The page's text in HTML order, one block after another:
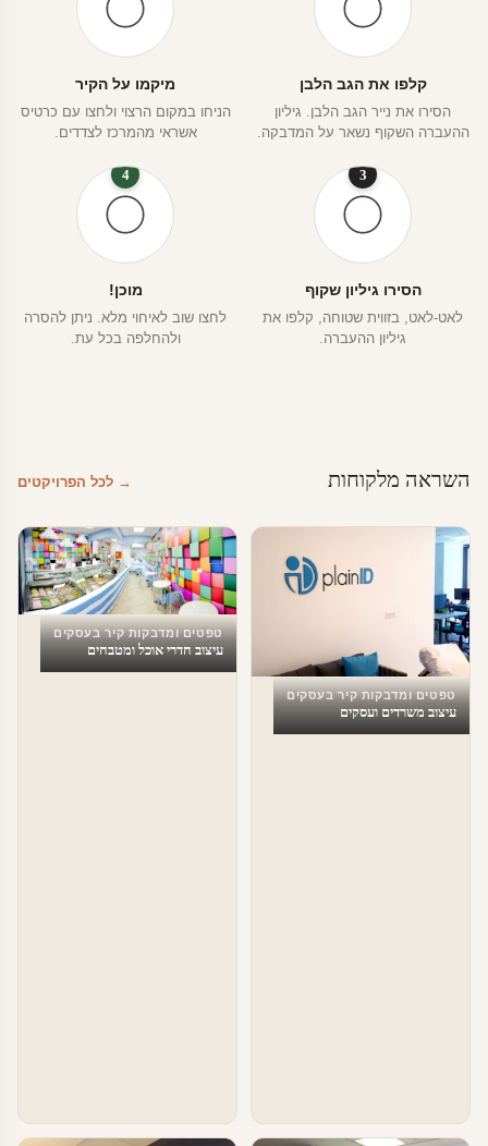
קלפו את הגב הלבן
הסירו את נייר הגב הלבן. גיליון
ההעברה השקוף נשאר על המדבקה.
מיקמו על הקיר
הניחו במקום הרצוי ולחצו עם כרטיס
אשראי מהמרכז לצדדים.
3
הסירו גיליון שקוף
לאט-לאט, בזווית שטוחה, קלפו את
גיליון ההעברה.
4
מוכן!
לחצו שוב לאיחוי מלא. ניתן להסרה
ולהחלפה בכל עת.
השראה מלקוחות → לכל הפרויקטים
טפטים ומדבקות קיר בעסקים
עיצוב משרדים ועסקים
טפטים ומדבקות קיר בעסקים
עיצוב חדרי אוכל ומטבחים